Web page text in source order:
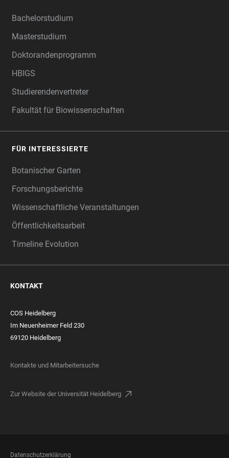
Bachelorstudium
Masterstudium
Doktorandenprogramm
HBIGS
Studierendenvertreter
Fakultät für Biowissenschaften
FÜR INTERESSIERTE
Botanischer Garten
Forschungsberichte
Wissenschaftliche Veranstaltungen
Öffentlichkeitsarbeit
Timeline Evolution
KONTAKT
COS Heidelberg
Im Neuenheimer Feld 230
69120 Heidelberg
Kontakte und Mitarbeitersuche
Zur Website der Universität Heidelberg
FOOTER
Datenschutzerklärung